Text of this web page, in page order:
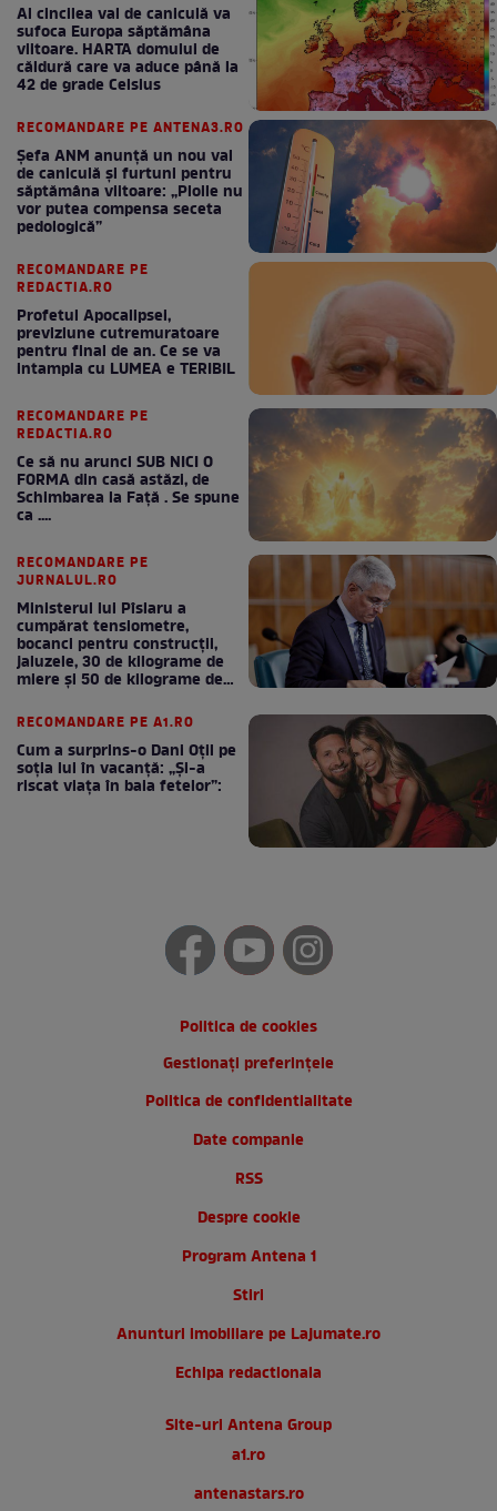
Al cincilea val de caniculă va
sufoca Europa săptămâna
viitoare. HARTA domului de
căldură care va aduce până la
42 de grade Celsius
RECOMANDARE PE ANTENA3.RO
Șefa ANM anunță un nou val
de caniculă și furtuni pentru
săptămâna viitoare: „Ploile nu
vor putea compensa seceta
pedologică”
RECOMANDARE PE
REDACTIA.RO
Profetul Apocalipsei,
previziune cutremuratoare
pentru final de an. Ce se va
intampla cu LUMEA e TERIBIL
RECOMANDARE PE
REDACTIA.RO
Ce să nu arunci SUB NICI O
FORMA din casă astăzi, de
Schimbarea la Față . Se spune
ca ....
RECOMANDARE PE
JURNALUL.RO
Ministerul lui Pîslaru a
cumpărat tensiometre,
bocanci pentru construcții,
jaluzele, 30 de kilograme de
miere și 50 de kilograme de
RECOMANDARE PE A1.RO
Cum a surprins-o Dani Oțil pe
soția lui în vacanță: „Și-a
riscat viața în baia fetelor”:
Politica de cookies
Gestionați preferințele
Politica de confidentialitate
Date companie
RSS
Despre cookie
Program Antena 1
Stiri
Anunturi imobiliare pe Lajumate.ro
Echipa redactionala
Site-uri Antena Group
a1.ro
antenastars.ro